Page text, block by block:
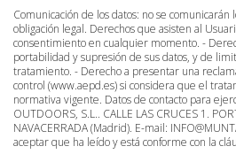
Comunicación de los datos: no se comunicarán
obligación legal. Derechos que asisten al
consentimiento en cualquier momento. -
portabilidad y supresión de sus datos, y de
tratamiento. - Derecho a presentar una
control (www.aepd.es) si considera que el
normativa vigente. Datos de contacto para
OUTDOORS, S.L.. CALLE LAS CRUCES 1.
NAVACERRADA (Madrid). E-mail:
aceptar que ha leído y está conforme con la